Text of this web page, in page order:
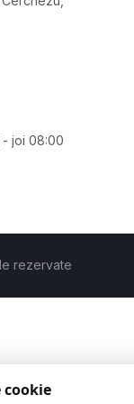
- joi 08:00
rezervate
cookie